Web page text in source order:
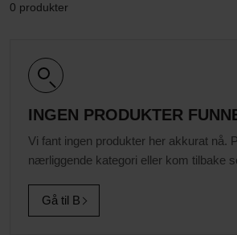
0 produkter
INGEN PRODUKTER
Vi fant ingen produkter her akkurat nå.
nærliggende kategori eller kom tilbake
Gå til B